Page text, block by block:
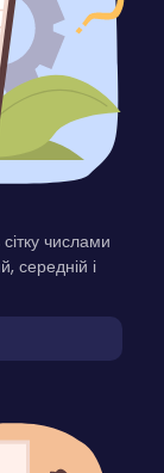
числами
середній і